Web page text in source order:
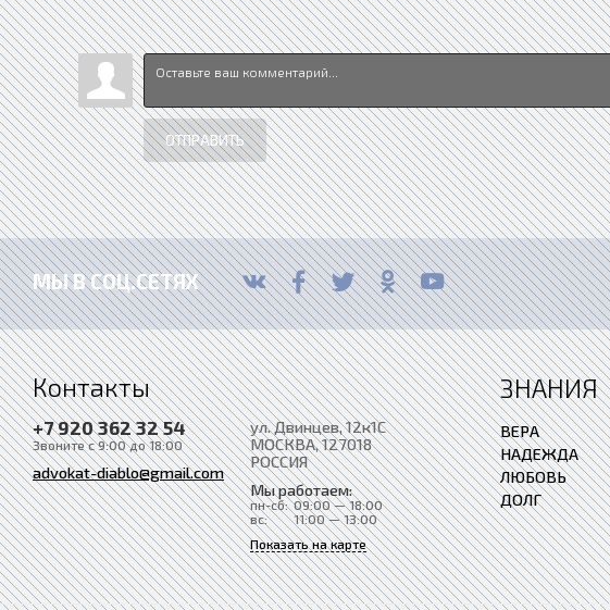
ОТПРАВИТЬ
МЫ В СОЦ.СЕТЯХ
Контакты
+7 920 362 32 54
Звоните с 9:00 до 18:00
advokat-diablo@gmail.com
ул. Двинцев, 12к1С
МОСКВА, 127018
РОССИЯ
Мы работаем:
пн-сб: 09:00 — 18:00
вс:
11:00 — 13:00
Показать на карте
ЗНАНИЯ
ВЕРА
НАДЕЖДА
ЛЮБОВЬ
ДОЛГ